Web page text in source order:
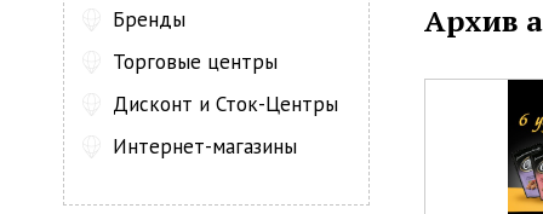
Официальный
найти, не
но и другую
товаров,
Каталог
• Товары
Архив
Бренды
Торговые центры
Дисконт и Сток-Центры
Интернет-магазины